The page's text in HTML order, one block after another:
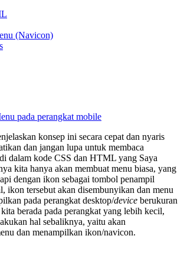
(Navicon)
konsep ini secara cepat dan nyaris
dan jangan lupa untuk membaca
dalam kode CSS dan HTML yang Saya
kita hanya akan membuat menu biasa, yang
dengan ikon sebagai tombol penampil
ikon tersebut akan disembunyikan dan menu
pada perangkat desktop/device berukuran
berada pada perangkat yang lebih kecil,
hal sebaliknya, yaitu akan
dan menampilkan ikon/navicon.